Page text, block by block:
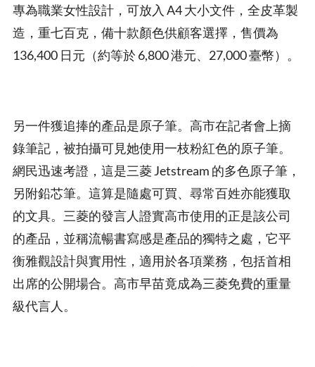
專為職業女性設計，可放入 A4 大小文件，全皮革製
造，重七百克，備十款顏色供顧客選擇，售價為
136,400 日元（約等於 6,800 港元、27,000 臺幣）。
另一件獲追捧的產品是原子筆。高市在記者會上摘
錄筆記，被拍攝可見她使用一枝粉紅色的原子筆。
網民迅速考證，這是三菱 Jetstream 的多色原子筆，
另附鉛芯筆。這算是隨處可買、尋常百姓亦能獲取
的文具。三菱的發言人證實高市使用的正是該公司
的產品，並稱流暢書寫感是產品的獨特之處，它平
衡雅觀設計與實用性，適用於各項業務，包括首相
出席的公開場合。高市早苗竟成為三菱免費的重量
級代言人。